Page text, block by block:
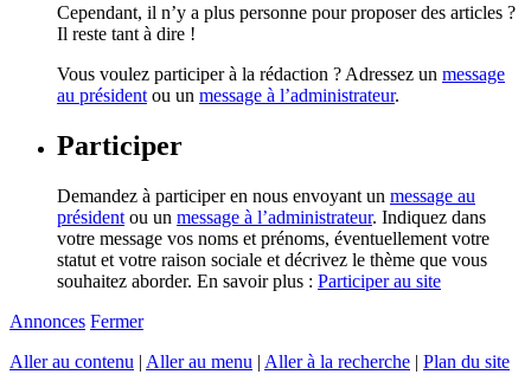
Cependant, il n’y a plus personne pour proposer des articles ?
Il reste tant à dire !
Vous voulez participer à la rédaction ? Adressez un message
au président ou un message à l’administrateur.
Participer
Demandez à participer en nous envoyant un message au
président ou un message à l’administrateur. Indiquez dans
votre message vos noms et prénoms, éventuellement votre
statut et votre raison sociale et décrivez le thème que vous
souhaitez aborder. En savoir plus : Participer au site
Annonces Fermer
Aller au contenu | Aller au menu | Aller à la recherche | Plan du site